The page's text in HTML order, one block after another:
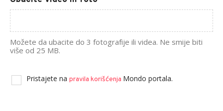
Možete da ubacite do 3 fotografije ili videa. Ne smije biti
više od 25 MB.
Pristajete na pravila korišćenja Mondo portala.